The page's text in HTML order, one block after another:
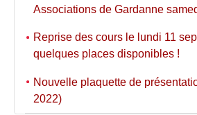
Associations de Gardanne
Reprise des cours le lundi 11
quelques places disponibles !
Nouvelle plaquette de
2022)